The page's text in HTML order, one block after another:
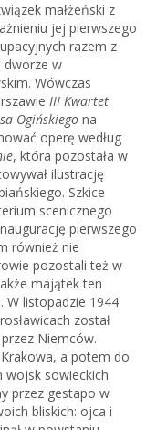
małżeński z
jej pierwszego
razem z
dworze w
Wówczas
III Kwartet
Ogińskiego na
operę według
, która pozostała w
ilustrację
Szkice
scenicznego
pierwszego
również nie
pozostali też w
majątek ten
W listopadzie 1944
został
Niemców.
a potem do
wojsk sowieckich
przez gestapo w
bliskich: ojca i